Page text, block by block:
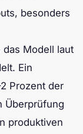
besonders
Modell laut
Ein
Prozent der
Überprüfung
produktiven